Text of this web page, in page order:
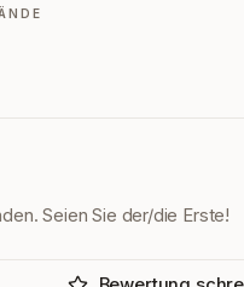
Seien Sie der/die Erste!